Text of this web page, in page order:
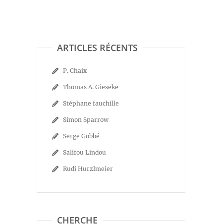
ARTICLES RÉCENTS
P. Chaix
Thomas A. Gieseke
Stéphane fauchille
Simon Sparrow
Serge Gobbé
Salifou Lindou
Rudi Hurzlmeier
CHERCHE